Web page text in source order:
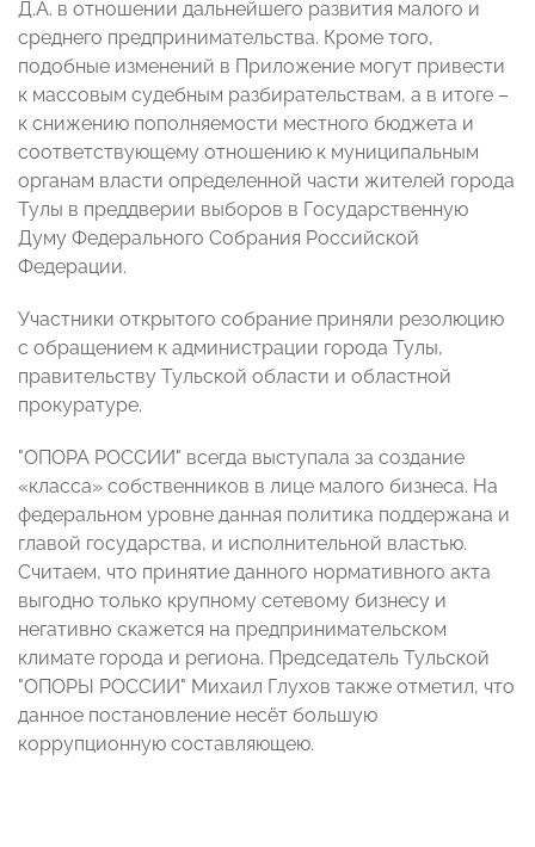
Д.А. в отношении дальнейшего развития малого и
среднего предпринимательства. Кроме того,
подобные изменений в Приложение могут привести
к массовым судебным разбирательствам, а в итоге –
к снижению пополняемости местного бюджета и
соответствующему отношению к муниципальным
органам власти определенной части жителей города
Тулы в преддверии выборов в Государственную
Думу Федерального Собрания Российской
Федерации.
Участники открытого собрание приняли резолюцию
с обращением к администрации города Тулы,
правительству Тульской области и областной
прокуратуре.
"ОПОРА РОССИИ" всегда выступала за создание
«класса» собственников в лице малого бизнеса. На
федеральном уровне данная политика поддержана и
главой государства, и исполнительной властью.
Считаем, что принятие данного нормативного акта
выгодно только крупному сетевому бизнесу и
негативно скажется на предпринимательском
климате города и региона. Председатель Тульской
"ОПОРЫ РОССИИ" Михаил Глухов также отметил, что
данное постановление несёт большую
коррупционную составляющею.